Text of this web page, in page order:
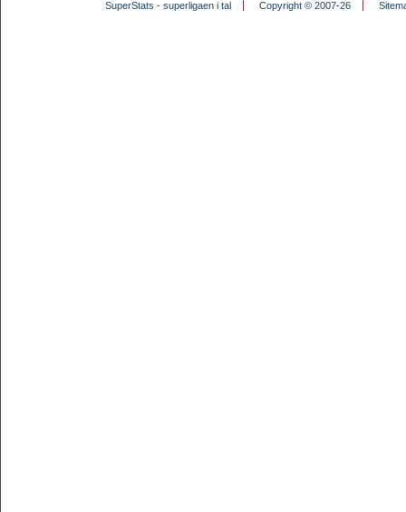
SuperStats - superligaen i tal Copyright © 2007-26